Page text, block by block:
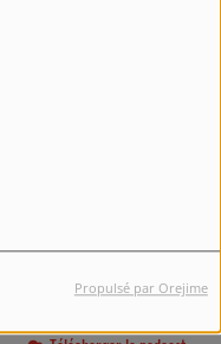
Propulsé par Orejime